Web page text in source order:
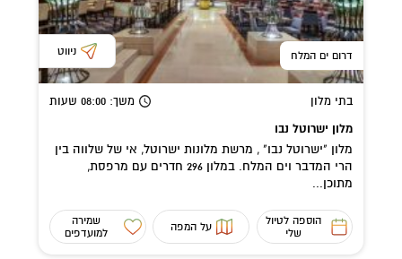
דרום ים המלח ניווט
בתי מלון משך: 08:00 שעות
מלון ישרוטל נבו
מלון "ישרוטל נבו" , מרשת מלונות ישרוטל, אי של שלווה בין
הרי המדבר וים המלח. במלון 296 חדרים עם מרפסת,
מתוכן...
הוספה לטיול
שלי
על המפה
שמירה
למועדפים